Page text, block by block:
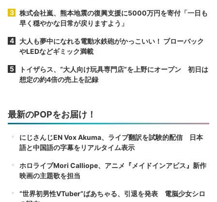
株式会社嵐、熊本地震の復興支援に5000万円を寄付「一日も
早く穏やかな日常が戻りますよう」
大人も夢中になれる電動水鉄砲がかっこいい！ ブローバック
やLEDなどギミック満載
トイザらス、“大人向け玩具専門店”を上野にオープン 初日は
想定の約4倍の売上を記録
最新のPOPをお届け！
にじさんじEN Vox Akuma、ライブ翻訳を試験的配信 日本
語と中国語の字幕をリアルタイム表示
ホロライブMori Calliope、アニメ『メイドインアビス』新作
映画の主題歌を担当
“世界初男性VTuber”ばあちゃる、引退を発表 電脳少女シロ